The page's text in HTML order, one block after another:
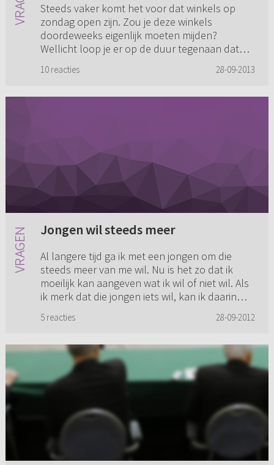
Steeds vaker komt het voor dat winkels op
zondag open zijn. Zou je deze winkels
doordeweeks eigenlijk moeten mijden?
Wellicht loop je er op de duur tegenaan dat
10 reacties 28-09-2013
Jongen wil steeds meer
Al langere tijd ga ik met een jongen om die
steeds meer van me wil. Nu is het zo dat ik
moeilijk kan aangeven wat ik wil of niet wil. Als
ik merk dat die jongen iets wil, kan ik daarin
5 reacties 28-09-2012